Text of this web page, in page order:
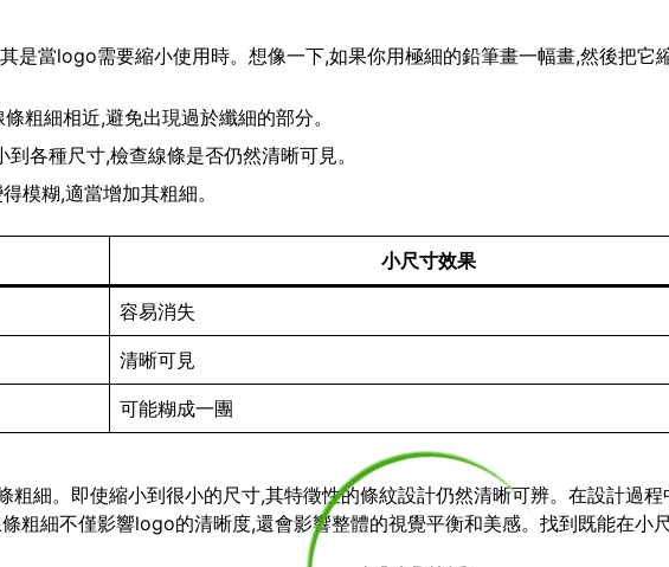
是當logo需要縮小使用時。想像一下,如果你用極細的鉛筆畫一幅畫,然後把
粗細相近,避免出現過於纖細的部分。
各種尺寸,檢查線條是否仍然清晰可見。
模糊,適當增加其粗細。
小尺寸效果
容易消失
清晰可見
可能糊成一團
細。即使縮小到很小的尺寸,其特徵性的條紋設計仍然清晰可辨。在設計過
粗細不僅影響logo的清晰度,還會影響整體的視覺平衡和美感。找到既能在